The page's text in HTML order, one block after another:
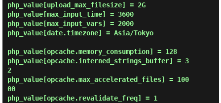
php_value[upload_max_filesize] = 2G
php_value[max_input_time] = 3600
php_value[max_input_vars] = 2000
php_value[date.timezone] = Asia/Tokyo
php_value[opcache.memory_consumption] = 128
php_value[opcache.interned_strings_buffer] = 3
2
php_value[opcache.max_accelerated_files] = 100
00
php_value[opcache.revalidate_freq] = 1